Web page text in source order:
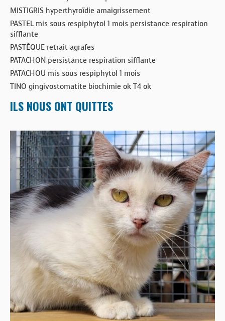
MISTIGRIS hyperthyroïdie amaigrissement
PASTEL mis sous respiphytol 1 mois persistance respiration
sifflante
PASTÈQUE retrait agrafes
PATACHON persistance respiration sifflante
PATACHOU mis sous respiphytol 1 mois
TINO gingivostomatite biochimie ok T4 ok
ILS NOUS ONT QUITTES